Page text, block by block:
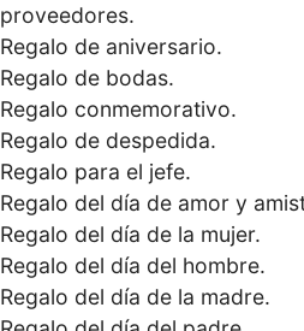
proveedores.
Regalo de aniversario.
Regalo de bodas.
Regalo conmemorativo.
Regalo de despedida.
Regalo para el jefe.
Regalo del día de amor y
Regalo del día de la mujer.
Regalo del día del hombre.
Regalo del día de la madre.